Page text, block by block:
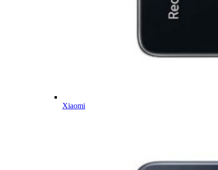
Xiaomi